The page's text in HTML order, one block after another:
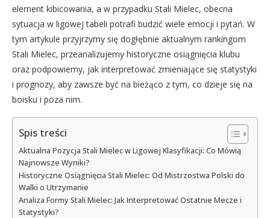
element kibicowania, a w przypadku Stali Mielec, obecna
sytuacja w ligowej tabeli potrafi budzić wiele emocji i pytań. W
tym artykule przyjrzymy się dogłębnie aktualnym rankingom
Stali Mielec, przeanalizujemy historyczne osiągnięcia klubu
oraz podpowiemy, jak interpretować zmieniające się statystyki
i prognozy, aby zawsze być na bieżąco z tym, co dzieje się na
boisku i poza nim.
Spis treści
Aktualna Pozycja Stali Mielec w Ligowej Klasyfikacji: Co Mówią
Najnowsze Wyniki?
Historyczne Osiągnięcia Stali Mielec: Od Mistrzostwa Polski do
Walki o Utrzymanie
Analiza Formy Stali Mielec: Jak Interpretować Ostatnie Mecze i
Statystyki?